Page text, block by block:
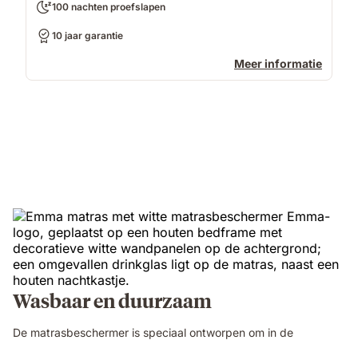
100 nachten proefslapen
10 jaar garantie
Meer informatie
Wasbaar en duurzaam
De matrasbeschermer is speciaal ontworpen om in de